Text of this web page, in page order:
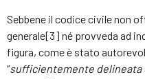
Sebbene il codice civile non
generale[3] né provveda ad
figura, come è stato
“sufficientemente delineata